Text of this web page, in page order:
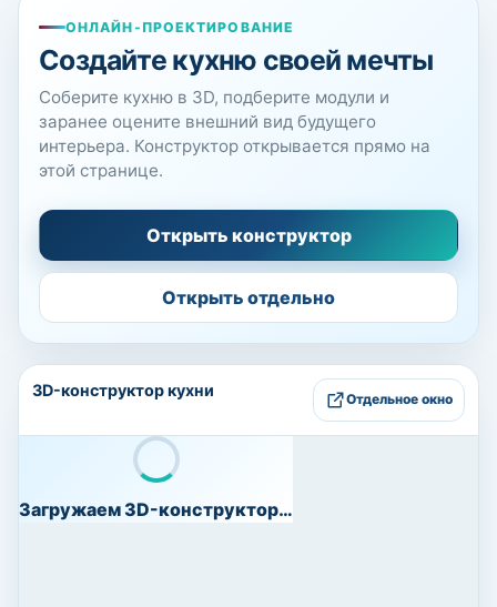
ОНЛАЙН-ПРОЕКТИРОВАНИЕ
Создайте кухню своей мечты
Соберите кухню в 3D, подберите модули и
заранее оцените внешний вид будущего
интерьера. Конструктор открывается прямо на
этой странице.
Открыть конструктор
Открыть отдельно
3D-конструктор кухни Отдельное окно
Загружаем 3D-конструктор…